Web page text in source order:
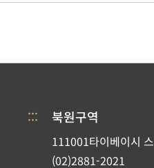
::: 북원구역
111001타이베이시
(02)2881-2021